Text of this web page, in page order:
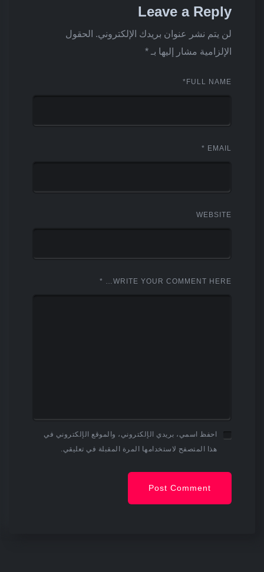
Leave a Reply
لن يتم نشر عنوان بريدك الإلكتروني. الحقول
الإلزامية مشار إليها بـ *
FULL NAME
*
EMAIL
*
WEBSITE
WRITE YOUR COMMENT HERE…
*
احفظ اسمي، بريدي الإلكتروني، والموقع الإلكتروني في
هذا المتصفح لاستخدامها المرة المقبلة في تعليقي.